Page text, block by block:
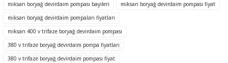
Ürün açıklamasında eksik bilgiler bulunuyor.
Ürün bilgilerinde hatalar bulunuyor.
Ürün fiyatı diğer sitelerden daha pahalı.
miksan boryağ devirdaim pompası bayileri
miksan boryağ devirdaim pompası fiyat
miksan boryağ devirdaim pompaları fiyatları
miksan 400 v trifaze boryağ devirdaim pompası
380 v trifaze boryağ devirdaim pompa fiyatları
380 v trifaze boryağ devirdaim pompası fiyat